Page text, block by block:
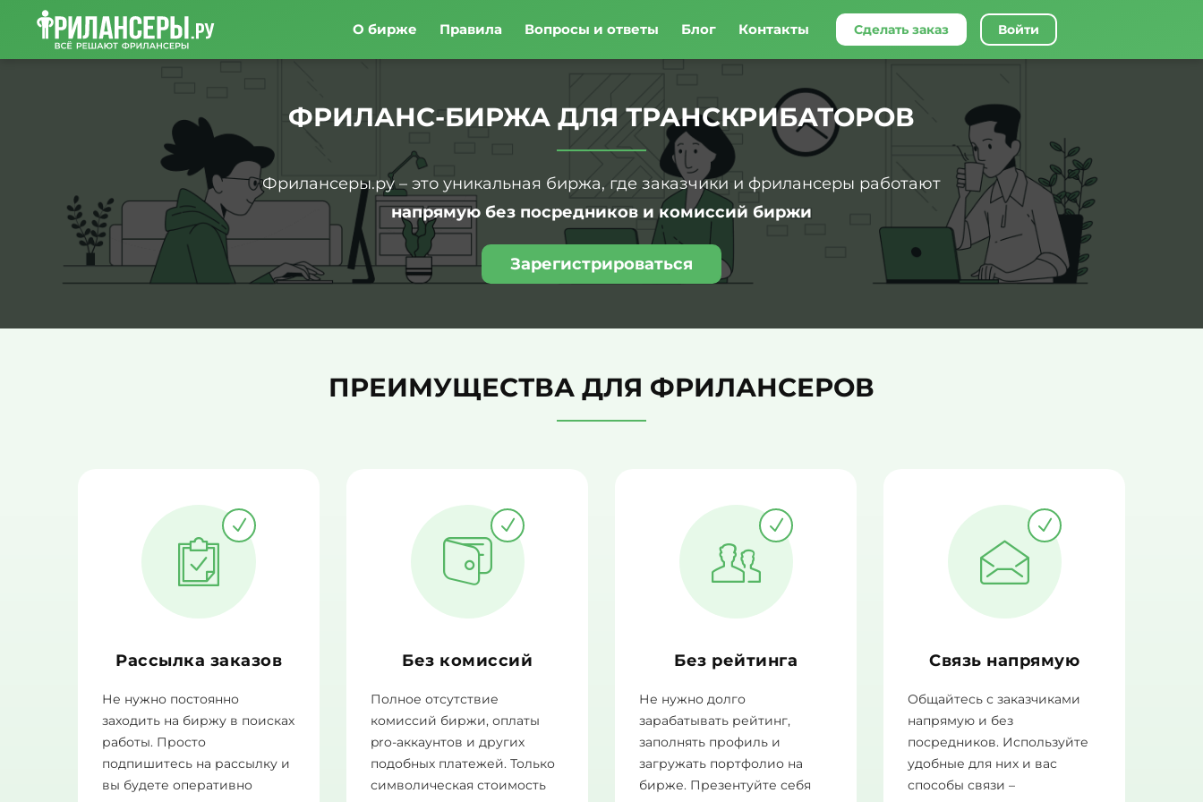
О бирже Правила Вопросы и ответы Блог Контакты Сделать заказ Войти
ФРИЛАНС-БИРЖА ДЛЯ ТРАНСКРИБАТОРОВ
Фрилансеры.ру – это уникальная биржа, где заказчики и фрилансеры работают
напрямую без посредников и комиссий биржи
Зарегистрироваться
ПРЕИМУЩЕСТВА ДЛЯ ФРИЛАНСЕРОВ
Рассылка заказов
Не нужно постоянно
заходить на биржу в поисках
работы. Просто
подпишитесь на рассылку и
вы будете оперативно
Без комиссий
Полное отсутствие
комиссий биржи, оплаты
pro-аккаунтов и других
подобных платежей. Только
символическая стоимость
Без рейтинга
Не нужно долго
зарабатывать рейтинг,
заполнять профиль и
загружать портфолио на
бирже. Презентуйте себя
Связь напрямую
Общайтесь с заказчиками
напрямую и без
посредников. Используйте
удобные для них и вас
способы связи –